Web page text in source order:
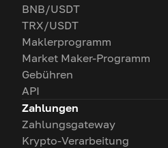
BNB/USDT
TRX/USDT
Maklerprogramm
Market Maker-Programm
Gebühren
API
Zahlungen
Zahlungsgateway
Krypto-Verarbeitung